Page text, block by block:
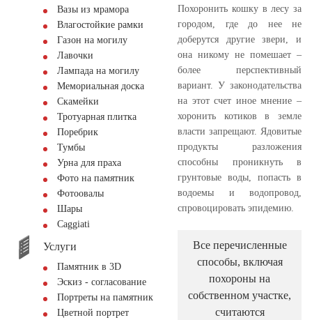
Вазы из мрамора
Влагостойкие рамки
Газон на могилу
Лавочки
Лампада на могилу
Мемориальная доска
Скамейки
Тротуарная плитка
Поребрик
Тумбы
Урна для праха
Фото на памятник
Фотоовалы
Шары
Сaggiati
Услуги
Памятник в 3D
Эскиз - согласование
Портреты на памятник
Цветной портрет
Похоронить кошку в лесу за
городом, где до нее не
доберутся другие звери, и
она никому не помешает –
более перспективный
вариант. У законодательства
на этот счет иное мнение –
хоронить котиков в земле
власти запрещают. Ядовитые
продукты разложения
способны проникнуть в
грунтовые воды, попасть в
водоемы и водопровод,
спровоцировать эпидемию.
Все перечисленные
способы, включая
похороны на
собственном участке,
считаются